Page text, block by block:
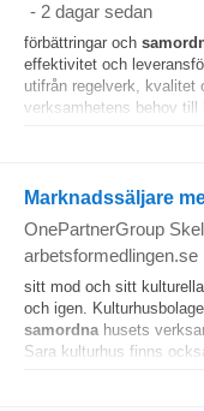
- 2 dagar sedan
förbättringar och
effektivitet och
utifrån regelverk,
verksamhetens behov till
Marknadssäljare
OnePartnerGroup
arbetsformedlingen.se
sitt mod och sitt
och igen.
samordnahusets
Sara kulturhus finns